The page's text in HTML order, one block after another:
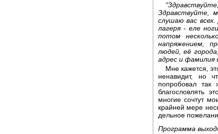
Здравствуйте,
слушаю вас
лагеря - еле
потом
напряжением,
людей, её
адрес и фамилия
Мне кажется,
ненавидит, но
попробовал
благословлять
многие сочтут
крайней мере
дельное
Программа